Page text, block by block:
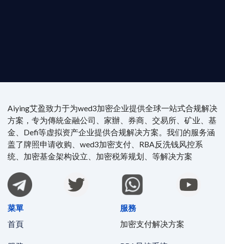
Aiying艾盈致力于为wed3加密企业提供全球一站式合规解决
方案，专为傳統金融公司、家辦、券商、交易所、矿业、基
金、Defi等虚拟资产企业提供合规解决方案。我们的服务涵
盖了牌照申请收购、wed3加密支付、RBA反洗钱风控系
统、加密基金架构设立、加密税筹规划、等解决方案
菜單
首頁
服務
加密支付解决方案